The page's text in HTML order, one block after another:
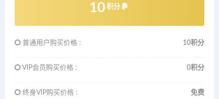
10 积分
普通用户购买价格 : 10积分
VIP会员购买价格 : 0积分
终身VIP购买价格 : 免费